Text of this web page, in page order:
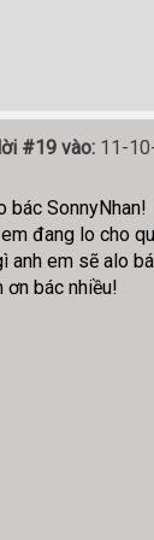
#19 vào:11-
bác SonnyNhan!
đang lo cho
anh em sẽ alo
ơn bác nhiều!